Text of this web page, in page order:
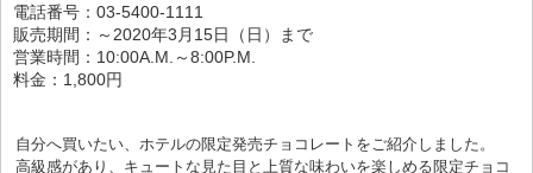
電話番号：03-5400-1111
販売期間：～2020年3月15日（日）まで
営業時間：10:00A.M.～8:00P.M.
料金：1,800円
自分へ買いたい、ホテルの限定発売チョコレートをご紹介しました。
高級感があり、キュートな見た目と上質な味わいを楽しめる限定チョコ